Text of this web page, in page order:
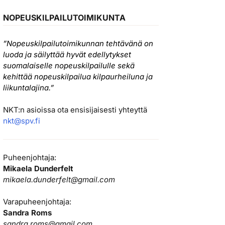
NOPEUSKILPAILUTOIMIKUNTA
”Nopeuskilpailutoimikunnan tehtävänä on
luoda ja säilyttää hyvät edellytykset
suomalaiselle nopeuskilpailulle sekä
kehittää nopeuskilpailua kilpaurheiluna ja
liikuntalajina.”
NKT:n asioissa ota ensisijaisesti yhteyttä
nkt@spv.fi
Puheenjohtaja:
Mikaela Dunderfelt
mikaela.dunderfelt@gmail.com
Varapuheenjohtaja:
Sandra Roms